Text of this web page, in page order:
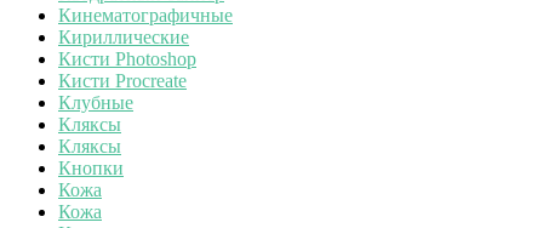
Кинематографичные
Кириллические
Кисти Photoshop
Кисти Procreate
Клубные
Кляксы
Кляксы
Кнопки
Кожа
Кожа